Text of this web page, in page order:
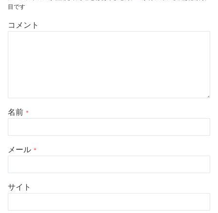
目です
コメント
名前 *
メール *
サイト